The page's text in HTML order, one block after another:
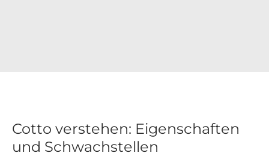
Cotto verstehen: Eigenschaften
und Schwachstellen